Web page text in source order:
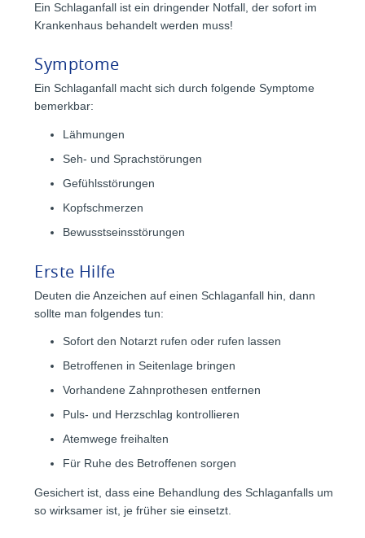
Ein Schlaganfall ist ein dringender Notfall, der sofort im
Krankenhaus behandelt werden muss!
Symptome
Ein Schlaganfall macht sich durch folgende Symptome
bemerkbar:
Lähmungen
Seh- und Sprachstörungen
Gefühlsstörungen
Kopfschmerzen
Bewusstseinsstörungen
Erste Hilfe
Deuten die Anzeichen auf einen Schlaganfall hin, dann
sollte man folgendes tun:
Sofort den Notarzt rufen oder rufen lassen
Betroffenen in Seitenlage bringen
Vorhandene Zahnprothesen entfernen
Puls- und Herzschlag kontrollieren
Atemwege freihalten
Für Ruhe des Betroffenen sorgen
Gesichert ist, dass eine Behandlung des Schlaganfalls um
so wirksamer ist, je früher sie einsetzt.